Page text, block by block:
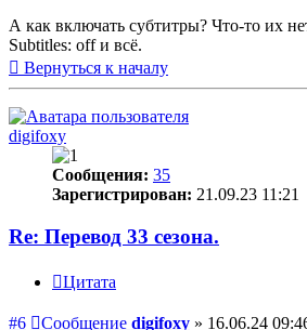
А как включать субтитры? Что-то их
Subtitles: off и всё.
Вернуться к началу
digifoxy
Сообщения: 35
Зарегистрирован: 21.09.23 11:21
Re: Перевод 33 сезона.
Цитата
#6 Сообщение digifoxy » 16.06.24